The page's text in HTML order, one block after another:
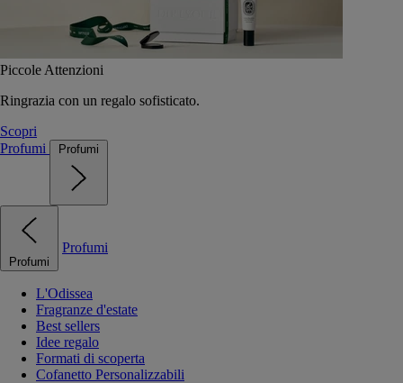
Piccole Attenzioni
Ringrazia con un regalo sofisticato.
Scopri
Profumi
Profumi
Profumi
Profumi
L'Odissea
Fragranze d'estate
Best sellers
Idee regalo
Formati di scoperta
Cofanetto Personalizzabili